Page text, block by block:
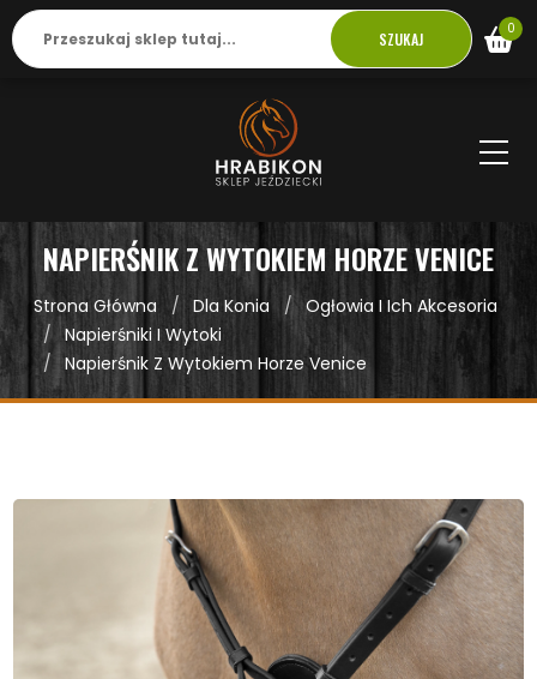
SZUKAJ 0
NAPIERŚNIK Z WYTOKIEM HORZE VENICE
Strona Główna Dla Konia
Ogłowia I Ich Akcesoria
Napierśniki I Wytoki
Napierśnik Z Wytokiem Horze Venice